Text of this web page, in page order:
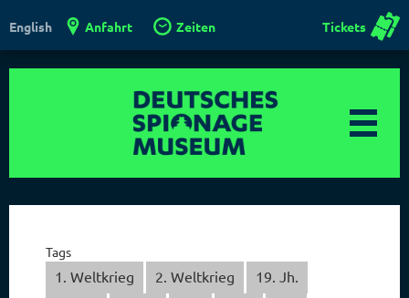
English Anfahrt Zeiten Tickets
Tags
1. Weltkrieg 2. Weltkrieg
19. Jh.